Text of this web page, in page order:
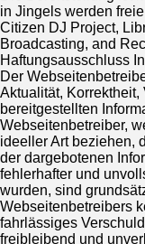
in Jingels werden
Citizen DJ Project,
Broadcasting, and
Haftungsausschluss
Der
Aktualität,
bereitgestellten
Webseitenbetreiber,
ideeller Art beziehen,
der dargebotenen
fehlerhafter und
wurden, sind
Webseitenbetreibers
fahrlässiges
freibleibend und